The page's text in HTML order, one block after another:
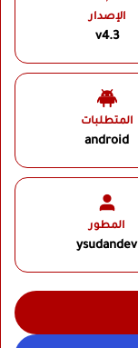
الإصدار
v4.3
المتطلبات
android
المطور
ysudandev‏